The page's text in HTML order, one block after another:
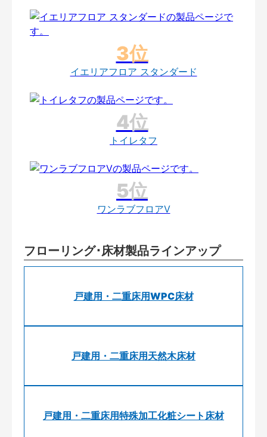
イエリアフロア スタンダード
トイレタフ
ワンラブフロアV
フローリング･床材製品ラインアップ
戸建用・二重床用WPC床材
戸建用・二重床用天然木床材
戸建用・二重床用特殊加工化粧シート床材